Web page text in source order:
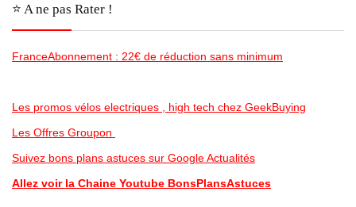
⭐️ A ne pas Rater !
FranceAbonnement : 22€ de réduction sans minimum
Les promos vélos electriques , high tech chez GeekBuying
Les Offres Groupon
Suivez bons plans astuces sur Google Actualités
Allez voir la Chaine Youtube BonsPlansAstuces